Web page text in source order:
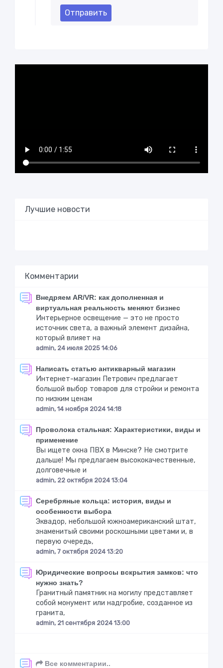
Отправить
Лучшие новости
Комментарии
Внедряем AR/VR: как дополненная и
виртуальная реальность меняют бизнес
Интерьерное освещение — это не просто
источник света, а важный элемент дизайна,
который влияет на
admin, 24 июля 2025 14:06
Написать статью антикварный магазин
Интернет-магазин Петрович предлагает
большой выбор товаров для стройки и ремонта
по низким ценам
admin, 14 ноября 2024 14:18
Проволока стальная: Характеристики, виды и
применение
Вы ищете окна ПВХ в Минске? Не смотрите
дальше! Мы предлагаем высококачественные,
долговечные и
admin, 22 октября 2024 13:04
Серебряные кольца: история, виды и
особенности выбора
Эквадор, небольшой южноамериканский штат,
знаменитый своими роскошными цветами и, в
первую очередь,
admin, 7 октября 2024 13:20
Юридические вопросы вскрытия замков: что
нужно знать?
Гранитный памятник на могилу представляет
собой монумент или надгробие, созданное из
гранита,
admin, 21 сентября 2024 13:00
Все комментарии..